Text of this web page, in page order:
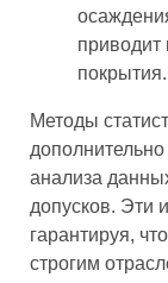
приводит
покрытия.
Методы
анализа
допусков. Эти
гарантируя,
строгим